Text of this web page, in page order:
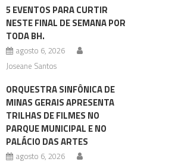
5 EVENTOS PARA CURTIR
NESTE FINAL DE SEMANA POR
TODA BH.
agosto 6, 2026
Joseane Santos
ORQUESTRA SINFÔNICA DE
MINAS GERAIS APRESENTA
TRILHAS DE FILMES NO
PARQUE MUNICIPAL E NO
PALÁCIO DAS ARTES
agosto 6, 2026